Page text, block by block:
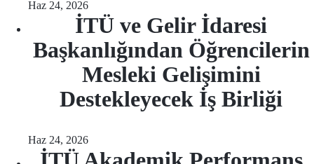
Haz 24, 2026
İTÜ ve Gelir İdaresi
Başkanlığından Öğrencilerin
Mesleki Gelişimini
Destekleyecek İş Birliği
Haz 24, 2026